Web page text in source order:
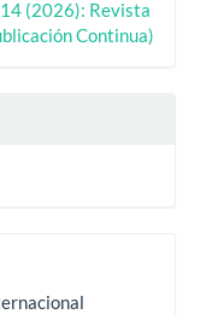
(2026): Revista
Continua)